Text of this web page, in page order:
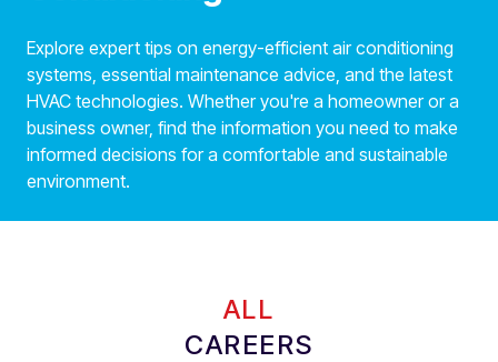
Explore expert tips on energy-efficient air conditioning
systems, essential maintenance advice, and the latest
HVAC technologies. Whether you're a homeowner or a
business owner, find the information you need to make
informed decisions for a comfortable and sustainable
environment.​​​​‌ ‍ ​‍​‍‌‍ ‌ ​‍‌‍‍‌‌‍‌ ‌‍‍‌‌‍ ‍​‍​‍​ ‍‍​‍​‍‌ ​ ‌‍​‌‌‍ ‍‌‍‍‌‌ ‌​‌ ‍‌​‍ ‍‌‍‍‌‌‍ ​‍​‍​‍ ​​‍​‍‌‍‍​‌ ​‍‌‍‌‌‌‍‌‍​‍​‍​ ‍‍​‍​‍​‍ ‌‍​‌‌‍‌​‌‍ ‌‌‍‍‌‌‍ ‍​‍ ‌‍‍‌‌‍ ‍‌ ‌​‌‍‌‌‌‍ ‍‌ ‌​​‍ ‌‍‌‌‌‍‌​‌‍‍‌‌ ‌​​‍ ‌‍ ‌‌‍ ‌‍‌​‌‍‌‌​ ‌‌ ​​‌ ​‍‌‍‌‌‌ ​ ‌‍‌‌‌‍ ‍‌ ‌​‌‍​‌‌ ‌​‌‍‍‌‌‍ ‌‍ ‍​ ‍ ‌‍‍‌‌‍‌​​ ‌‌‍​‍‌‍ ​‌‍ ‌‍‌ ​ ‍ ‌ ‌​‌ ‍‌‌ ​​‌‍‌‌​ ‌‌‍​‍‌‍ ​‌‍ ‌‍‌ ​ ‍ ‌ ​​‌‍​‌‌ ‌​‌‍‍​​ ‌‌‍‍‌‌‍​ ‌‍ ‌‍ ‍‌‌‌​‌‍‌‌‌ ‍​‌ ‌​‌​‍​‌‍‌‌‌ ​‍‌‍ ​‍ ‍‌ ​ ‌ ‌‌‌‍​‍‌ ‌​‌‍‌‌‌ ‍​‌ ‌​​‍‌‌​ ‌‌‌​​‍‌‌ ‌‍‍ ‌‍‌‌‌ ‍‌​‍‌‌​ ​ ‌​‌​​‍‌‌​ ​ ‌​‌​​‍‌‌​ ​‍​ ​‍​ ​‌​ ‌‍‌‍​‌​ ‌​​ ​‍‌‍‌​‌‍‌​​ ​ ​ ​​‌‍‌‍​ ‌‍​ ‌‌​‍‌‌​ ​‍​ ​‍​‍‌‌​ ‌‌‌​‌​​‍ ‍‌‍​ ‌‍‍​‌‍‍‌‌‍ ​‌‍‌​‌ ​‍‌‍‌‌‌‍ ‍​‍‌‌​ ‌‌‌​​‍‌‌ ‌‍‍ ‌‍‌‌‌ ‍‌​‍‌‌​ ​ ‌​‌​​‍‌‌​ ​ ‌​‌​​‍‌‌​ ​‍​ ​‍​ ‍​​ ‌‌‌‍‌‌​ ​‌​ ​‌‌‍​ ​ ‌‍​ ‌‌​ ‌​​ ​​‌‍​ ​ ‌‌​ ​​​‍‌‌​ ​‍​ ​‍​‍‌‌​ ‌‌‌​‌​​‍ ‍‌ ‌​‌‍‌‌‌ ‍​‌ ‌​​ ‌‍​‍‌‍​‌‌ ​ ‌‍‌‌‌‌‌‌‌ ​‍‌‍ ​​ ‌​‍‌‌​ ​‍‌​‌‍‌‍​‌‌‍‌​‌‍ ‌‌‍‍‌‌‍ ‍​‍‌‍‌‍‍‌‌‍‌​​ ‌‌‍​‍‌‍ ​‌‍ ‌‍‌ ​‍‌‍‌ ‌​‌ ‍‌‌ ​​‌‍‌‌​ ‌‌‍​‍‌‍ ​‌‍ ‌‍‌ ​‍‌‍‌ ​​‌‍​‌‌ ‌​‌‍‍​​ ‌‌‍‍‌‌‍​ ‌‍ ‌‍ ‍‌‌‌​‌‍‌‌‌ ‍​‌ ‌​‌​‍​‌‍‌‌‌ ​‍‌‍ ​‍ ‍‌ ​ ‌ ‌‌‌‍​‍‌ ‌​‌‍‌‌‌ ‍​‌ ‌​​‍‌‌​ ‌‌‌​​‍‌‌ ‌‍‍ ‌‍‌‌‌ ‍‌​‍‌‌​ ​ ‌​‌​​‍‌‌​ ​ ‌​‌​​‍‌‌​ ​‍​ ​‍​ ​‌​ ‌‍‌‍​‌​ ‌​​ ​‍‌‍‌​‌‍‌​​ ​ ​ ​​‌‍‌‍​ ‌‍​ ‌‌​‍‌‌​ ​‍​ ​‍​‍‌‌​ ‌‌‌​‌​​‍ ‍‌‍​ ‌‍‍​‌‍‍‌‌‍ ​‌‍‌​‌ ​‍‌‍‌‌‌‍ ‍​‍‌‌​ ‌‌‌​​‍‌‌ ‌‍‍ ‌‍‌‌‌ ‍‌​‍‌‌​ ​ ‌​‌​​‍‌‌​ ​ ‌​‌​​‍‌‌​ ​‍​ ​‍​ ‍​​ ‌‌‌‍‌‌​ ​‌​ ​‌‌‍​ ​ ‌‍​ ‌‌​ ‌​​ ​​‌‍​ ​ ‌‌​ ​​​‍‌‌​ ​‍​ ​‍​‍‌‌​ ‌‌‌​‌​​‍ ‍‌ ‌​‌‍‌‌‌ ‍​‌ ‌​​‍​‍‌ ‌
ALL
CAREERS​​​​‌ ‍ ​‍​‍‌‍ ‌ ​‍‌‍‍‌‌‍‌ ‌‍‍‌‌‍ ‍​‍​‍​ ‍‍​‍​‍‌ ​ ‌‍​‌‌‍ ‍‌‍‍‌‌ ‌​‌ ‍‌​‍ ‍‌‍‍‌‌‍ ​‍​‍​‍ ​​‍​‍‌‍‍​‌ ​‍‌‍‌‌‌‍‌‍​‍​‍​ ‍‍​‍​‍​‍ ‌‍​‌‌‍‌​‌‍ ‌‌‍‍‌‌‍ ‍​‍ ‌‍‍‌‌‍ ‍‌ ‌​‌‍‌‌‌‍ ‍‌ ‌​​‍ ‌‍‌‌‌‍‌​‌‍‍‌‌ ‌​​‍ ‌‍ ‌‌‍ ‌‍‌​‌‍‌‌​ ‌‌ ​​‌ ​‍‌‍‌‌‌ ​ ‌‍‌‌‌‍ ‍‌ ‌​‌‍​‌‌ ‌​‌‍‍‌‌‍ ‌‍ ‍​ ‍ ‌‍‍‌‌‍‌​​ ‌​ ‌‌‌‍​‍‌‍​‍‌‍​ ​ ‌ ‌‍​‌​ ​​‌‍​‌​‍ ‌​ ‌ ‌‍​‌‌‍‌​​ ‌‍​‍ ‌​ ‌​​ ​‍​ ​‍​ ‍​​‍ ‌​ ‍‌​ ​‌​ ​ ‌‍‌​​‍ ‌​ ‍‌​ ‍​​ ​‌​ ​​​ ‌ ‌‍​ ‌‍​ ‌‍‌‍‌‍‌‌‌‍‌​​ ‍‌​ ‌‌​ ‍ ‌ ‌​‌ ‍‌‌ ​​‌‍‌‌​ ‌‌ ​​‌‍ ‌ ​ ‌ ‌​‌​​ ‌‍​‌‌ ‌​‌‍‌‌‌‍‌ ‌‍ ‌ ​‍‌ ‍‌​ ‍ ‌ ​​‌‍​‌‌ ‌​‌‍‍​​ ‌‌ ‌​‌‍‍‌‌ ‌​‌‍ ​‌‍‌‌​ ‌‍​‍‌‍​‌‌ ​ ‌‍‌‌‌‌‌‌‌ ​‍‌‍ ​​ ‌​‍‌‌​ ​‍‌​‌‍‌‍​‌‌‍‌​‌‍ ‌‌‍‍‌‌‍ ‍​‍‌‍‌‍‍‌‌‍‌​​ ‌​ ‌‌‌‍​‍‌‍​‍‌‍​ ​ ‌ ‌‍​‌​ ​​‌‍​‌​‍ ‌​ ‌ ‌‍​‌‌‍‌​​ ‌‍​‍ ‌​ ‌​​ ​‍​ ​‍​ ‍​​‍ ‌​ ‍‌​ ​‌​ ​ ‌‍‌​​‍ ‌​ ‍‌​ ‍​​ ​‌​ ​​​ ‌ ‌‍​ ‌‍​ ‌‍‌‍‌‍‌‌‌‍‌​​ ‍‌​ ‌‌​‍‌‍‌ ‌​‌ ‍‌‌ ​​‌‍‌‌​ ‌‌ ​​‌‍ ‌ ​ ‌ ‌​‌​​ ‌‍​‌‌ ‌​‌‍‌‌‌‍‌ ‌‍ ‌ ​‍‌ ‍‌​‍‌‍‌ ​​‌‍​‌‌ ‌​‌‍‍​​ ‌‌ ‌​‌‍‍‌‌ ‌​‌‍ ​‌‍‌‌​‍​‍‌ ‌